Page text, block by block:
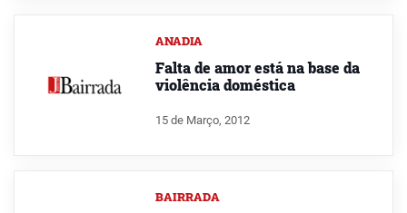
ANADIA
Falta de amor está na base da
violência doméstica
15 de Março, 2012
BAIRRADA